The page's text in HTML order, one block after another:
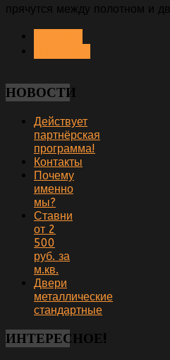
прячутся между полотном и
НОВОСТИ
Действует
партнёрская
программа!
Контакты
Почему
именно
мы?
Ставни
от 2
500
руб. за
м.кв.
Двери
металлические
стандартные
ИНТЕРЕСНОЕ!